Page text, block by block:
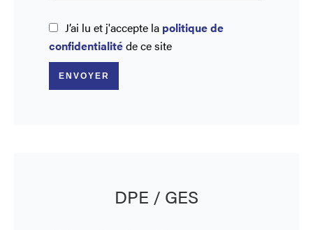
J’ai lu et j'accepte la politique de
confidentialitéde ce site
ENVOYER
DPE / GES